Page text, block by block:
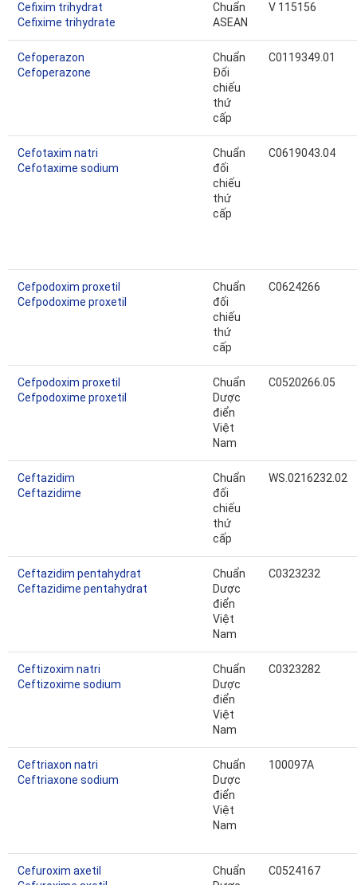
Cefixim trihydrat
Cefixime trihydrate
Chuẩn
ASEAN
V 115156
Cefoperazon
Cefoperazone
Chuẩn
Đối
chiếu
thứ
cấp
C0119349.01
Cefotaxim natri
Cefotaxime sodium
Chuẩn
đối
chiếu
thứ
cấp
C0619043.04
Cefpodoxim proxetil
Cefpodoxime proxetil
Chuẩn
đối
chiếu
thứ
cấp
C0624266
Cefpodoxim proxetil
Cefpodoxime proxetil
Chuẩn
Dược
điển
Việt
Nam
C0520266.05
Ceftazidim
Ceftazidime
Chuẩn
đối
chiếu
thứ
cấp
WS.0216232.02
Ceftazidim pentahydrat
Ceftazidime pentahydrat
Chuẩn
Dược
điển
Việt
Nam
C0323232
Ceftizoxim natri
Ceftizoxime sodium
Chuẩn
Dược
điển
Việt
Nam
C0323282
Ceftriaxon natri
Ceftriaxone sodium
Chuẩn
Dược
điển
Việt
Nam
100097A
Cefuroxim axetil
Chuẩn
C0524167